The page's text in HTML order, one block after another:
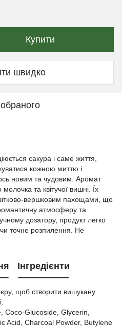
Купити
швидко
сакура і саме життя,
кожною миттю і
новим та чудовим. Аромат
та квітучої вишні. Їх
вершковим пахощами, що
атмосферу та
дозатору, продукт легко
точне розпилення. Не
Інгредієнти
щоб створити вишукану
Coco-Glucoside, Glycerin,
Acid, Charcoal Powder, Butylene